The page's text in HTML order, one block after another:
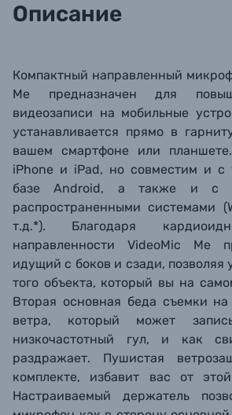
Описание
Компактный направленный
Me предназначен для
видеозаписи на мобильные
устанавливается прямо в
вашем смартфоне или
iPhone и iPad, но совместим и с
базе Android, а также и с
распространенными системами
т.д.*). Благодаря
направленности VideoMic Me
идущий с боков и сзади, позволяя
того объекта, который вы на
Вторая основная беда съемки
ветра, который может
низкочастотный гул, и как
раздражает. Пушистая
комплекте, избавит вас от
Настраиваемый держатель